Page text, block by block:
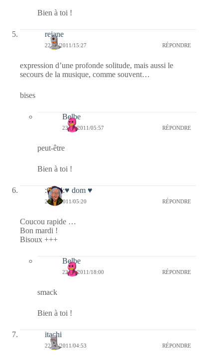
Bien à toi !
rejane
22/02/2011/15:27 RÉPONDRE
expression d’une profonde solitude, mais aussi le
secours de la musique, comme souvent…
bises
Belbe
23/02/2011/05:57 RÉPONDRE
peut-être
Bien à toi !
:0014:♥ dom ♥
22/02/2011/05:20 RÉPONDRE
Coucou rapide …
Bon mardi !
Bisoux +++
Belbe
22/02/2011/18:00 RÉPONDRE
smack
Bien à toi !
itachi
22/02/2011/04:53 RÉPONDRE